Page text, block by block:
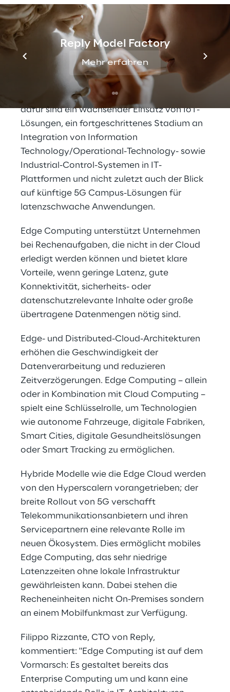
Reply Model Factory
Mehr erfahren
exponentiell wachsender Markt in allen
Ländern der "Europe-5" und der "Big-5" sein.
Deutschland steigt zum größten
europäischen Markt für Cloud Computing
und Edge Computing auf, die USA etablieren
sich als größter Markt weltweit.
Der Bedarf an Edge-Lösungen steigt. Gründe
dafür sind ein wachsender Einsatz von IoT-
Lösungen, ein fortgeschrittenes Stadium an
Integration von Information
Technology/Operational-Technology- sowie
Industrial-Control-Systemen in IT-
Plattformen und nicht zuletzt auch der Blick
auf künftige 5G Campus-Lösungen für
latenzschwache Anwendungen.
Edge Computing unterstützt Unternehmen
bei Rechenaufgaben, die nicht in der Cloud
erledigt werden können und bietet klare
Vorteile, wenn geringe Latenz, gute
Konnektivität, sicherheits- oder
datenschutzrelevante Inhalte oder große
übertragene Datenmengen nötig sind.
Edge- und Distributed-Cloud-Architekturen
erhöhen die Geschwindigkeit der
Datenverarbeitung und reduzieren
Zeitverzögerungen. Edge Computing – allein
oder in Kombination mit Cloud Computing –
spielt eine Schlüsselrolle, um Technologien
wie autonome Fahrzeuge, digitale Fabriken,
Smart Cities, digitale Gesundheitslösungen
oder Smart Tracking zu ermöglichen.
Hybride Modelle wie die Edge Cloud werden
von den Hyperscalern vorangetrieben; der
breite Rollout von 5G verschafft
Telekommunikationsanbietern und ihren
Servicepartnern eine relevante Rolle im
neuen Ökosystem. Dies ermöglicht mobiles
Edge Computing, das sehr niedrige
Latenzzeiten ohne lokale Infrastruktur
gewährleisten kann. Dabei stehen die
Recheneinheiten nicht On-Premises sondern
an einem Mobilfunkmast zur Verfügung.
Filippo Rizzante, CTO von Reply,
kommentiert: "Edge Computing ist auf dem
Vormarsch: Es gestaltet bereits das
Enterprise Computing um und kann eine